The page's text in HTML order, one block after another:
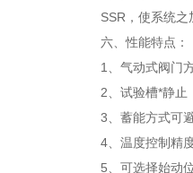
SSR，使系统
六、性能特点：
1、气动式阀门
2、试验槽*静止
3、蓄能方式可
4、温度控制精
5、可选择始动